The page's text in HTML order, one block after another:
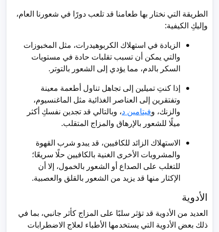
الطريقة التي نختار بها طعامنا قد تلعب دورًا في شعورنا العام،
وإليكِ الكيفية:
الزيادة في استهلاك الكربوهيدرات، مثل المخبوزات
والتي يمكن أن تسبب تقلبات حادة في مستويات
السكر بالدم، مما يؤدي إلى الشعور بالتوتر.
إذا كنتِ تميلين إلى تجاهل تناول أطعمة معينة
وتفتقرين إلى العناصر الغذائية مثل الماغنسيوم،
والزنك، وفيتامين د، وبالتالي قد تجدين نفسكِ أكثر
ميلًا للشعور بالإرهاق والمزاج المتقلب.
الاستهلاك الزائد للكافيين، قد يبدو شرب القهوة
والمشروبات الأخرى الغنية بالكافيين حلًا سريعًا؛
للتغلب على الصداع أو الشعور بالخمول، إلا أن
الإكثار منها قد يزيد من الشعور بالقلق والعصبية.
الأدوية
العديد من الأدوية قد تؤثر سلبًا على المزاج كأثر جانبي، بما في
ذلك بعض الأدوية التي يستخدمها الأطباء لعلاج الاضطرابات